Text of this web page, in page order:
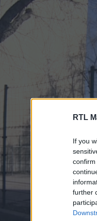
RTL
If you
further